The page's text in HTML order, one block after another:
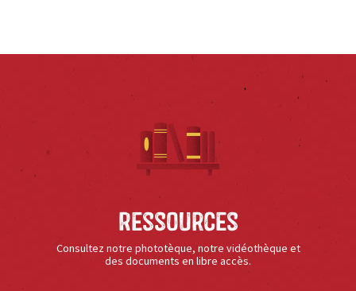
Ressources
Consultez notre phototèque, notre vidéothèque et
des documents en libre accès.